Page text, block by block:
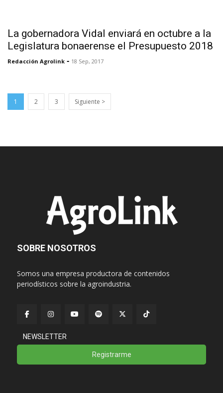
La gobernadora Vidal enviará en octubre a la
Legislatura bonaerense el Presupuesto 2018
Redacción Agrolink - 18 Sep, 2017
1 2 3 Siguiente >
SOBRE NOSOTROS
Somos una empresa productora de contenidos
periodísticos sobre la agroindustria.
NEWSLETTER
Registrarme